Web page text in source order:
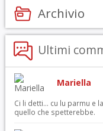
Archivio
Ultimi
Mariella
Ci li detti… cu lu parmu e
quello che spetterebbe.